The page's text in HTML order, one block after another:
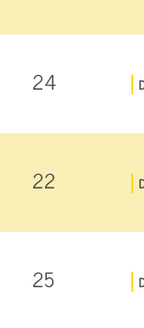
24
22
25